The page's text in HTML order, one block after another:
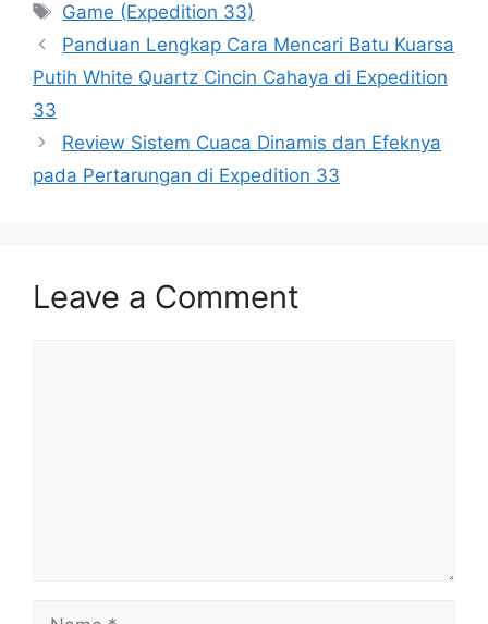
Tags
Game (Expedition 33)
Panduan Lengkap Cara Mencari Batu Kuarsa
Putih White Quartz Cincin Cahaya di Expedition
33
Review Sistem Cuaca Dinamis dan Efeknya
pada Pertarungan di Expedition 33
Leave a Comment